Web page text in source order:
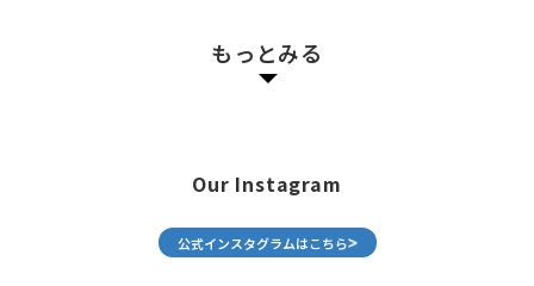
もっとみる
Our Instagram
公式インスタグラムはこちら